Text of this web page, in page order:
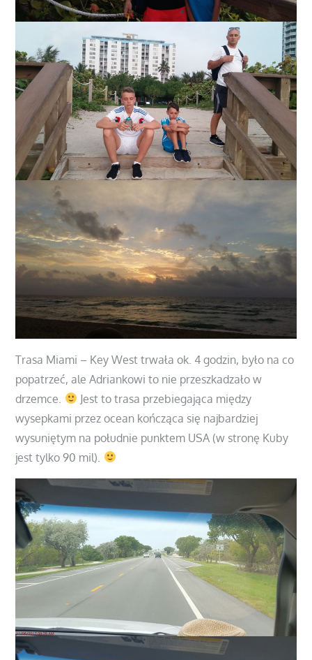
Trasa Miami – Key West trwała ok. 4 godzin, było na co
popatrzeć, ale Adriankowi to nie przeszkadzało w
drzemce.
Jest to trasa przebiegająca między
wysepkami przez ocean kończąca się najbardziej
wysuniętym na południe punktem USA (w stronę Kuby
jest tylko 90 mil).